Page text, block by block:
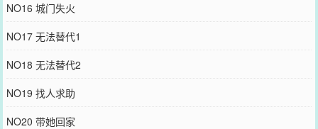
NO16 城门失火
NO17 无法替代1
NO18 无法替代2
NO19 找人求助
NO20 带她回家